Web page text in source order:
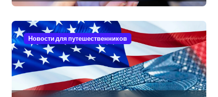
Новости для путешественников